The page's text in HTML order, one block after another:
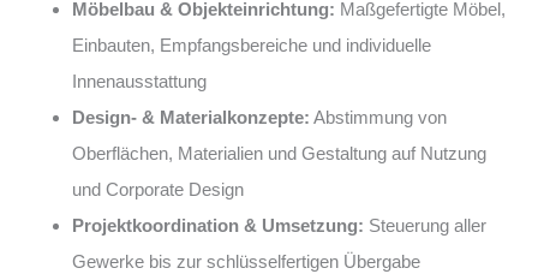
Möbelbau & Objekteinrichtung: Maßgefertigte Möbel,
Einbauten, Empfangsbereiche und individuelle
Innenausstattung
Design- & Materialkonzepte: Abstimmung von
Oberflächen, Materialien und Gestaltung auf Nutzung
und Corporate Design
Projektkoordination & Umsetzung: Steuerung aller
Gewerke bis zur schlüsselfertigen Übergabe